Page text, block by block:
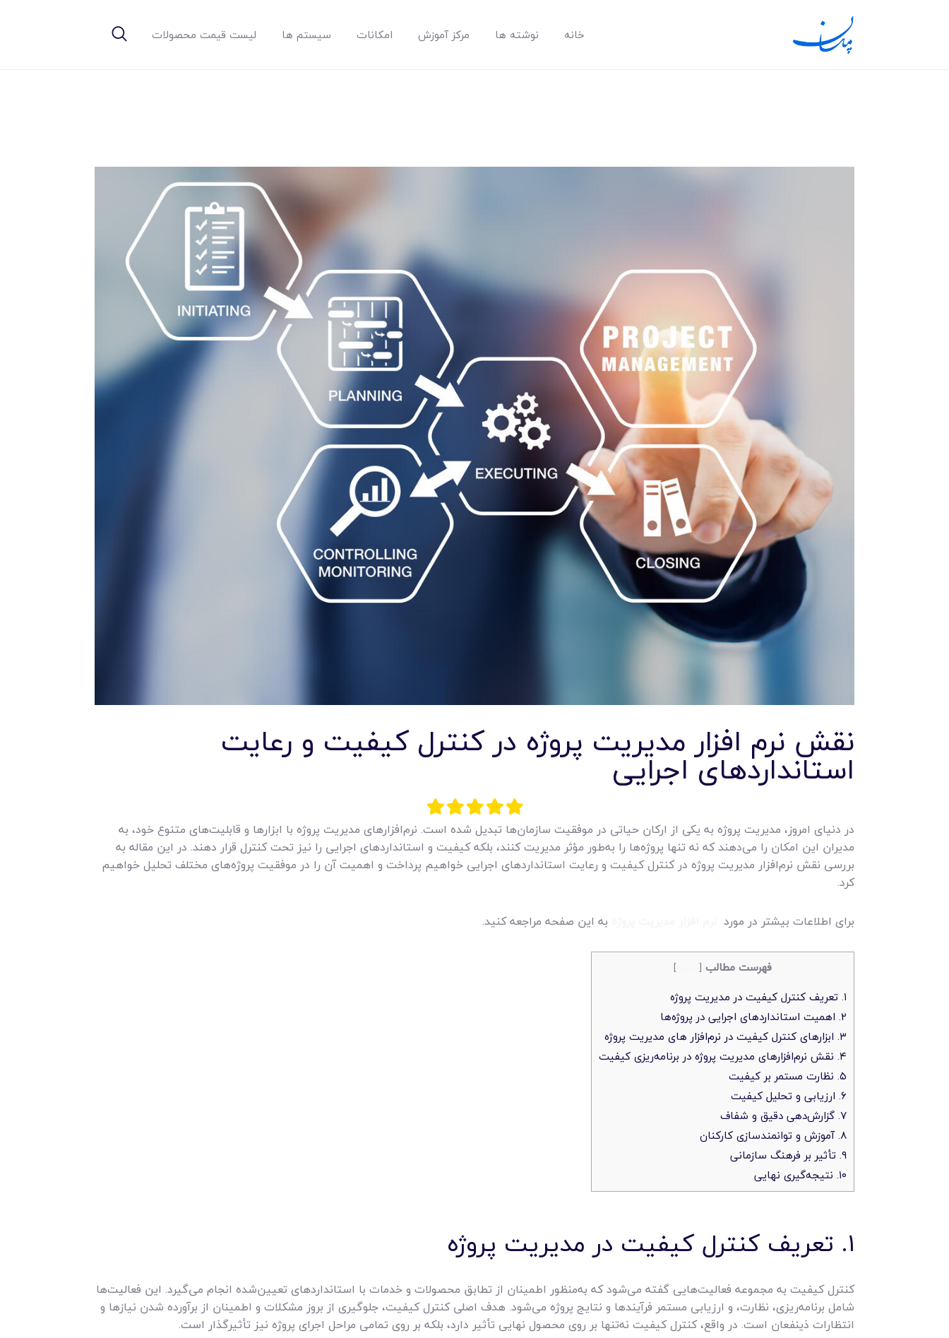
خانه نوشته ها مرکز آموزش امکانات سیستم ها لیست قیمت محصولات
نوشته ها
مرکز آموزش
امکانات
سیستم ها
لیست قیمت محصولات
نقش نرم‌ افزار مدیریت پروژه در کنترل کیفیت و رعایت
استانداردهای اجرایی
در دنیای امروز، مدیریت پروژه به یکی از ارکان حیاتی در موفقیت سازمان‌ها تبدیل شده است. نرم‌افزارهای مدیریت پروژه با ابزارها و قابلیت‌های متنوع خود، به
مدیران این امکان را می‌دهند که نه تنها پروژه‌ها را به‌طور مؤثر مدیریت کنند، بلکه کیفیت و استانداردهای اجرایی را نیز تحت کنترل قرار دهند. در این مقاله به
بررسی نقش نرم‌افزار مدیریت پروژه در کنترل کیفیت و رعایت استانداردهای اجرایی خواهیم پرداخت و اهمیت آن را در موفقیت پروژه‌های مختلف تحلیل خواهیم
کرد.
برای اطلاعات بیشتر در مورد
به این صفحه مراجعه کنید.
فهرست مطالب [ بستن]
۱. تعریف کنترل کیفیت در مدیریت پروژه
۲. اهمیت استانداردهای اجرایی در پروژه‌ها
۳. ابزارهای کنترل کیفیت در نرم‌افزار های مدیریت پروژه
۴. نقش نرم‌افزارهای مدیریت پروژه در برنامه‌ریزی کیفیت
۵. نظارت مستمر بر کیفیت
۶. ارزیابی و تحلیل کیفیت
۷. گزارش‌دهی دقیق و شفاف
۸. آموزش و توانمندسازی کارکنان
۹. تأثیر بر فرهنگ سازمانی
۱۰. نتیجه‌گیری نهایی
۱. تعریف کنترل کیفیت در مدیریت پروژه
کنترل کیفیت به مجموعه فعالیت‌هایی گفته می‌شود که به‌منظور اطمینان از تطابق محصولات و خدمات با استانداردهای تعیین‌شده انجام می‌گیرد. این فعالیت‌ها
شامل برنامه‌ریزی، نظارت، و ارزیابی مستمر فرآیندها و نتایج پروژه می‌شود. هدف اصلی کنترل کیفیت، جلوگیری از بروز مشکلات و اطمینان از برآورده شدن نیازها و
انتظارات ذینفعان است. در واقع، کنترل کیفیت نه‌تنها بر روی محصول نهایی تأثیر دارد، بلکه بر روی تمامی مراحل اجرای پروژه نیز تأثیرگذار است.